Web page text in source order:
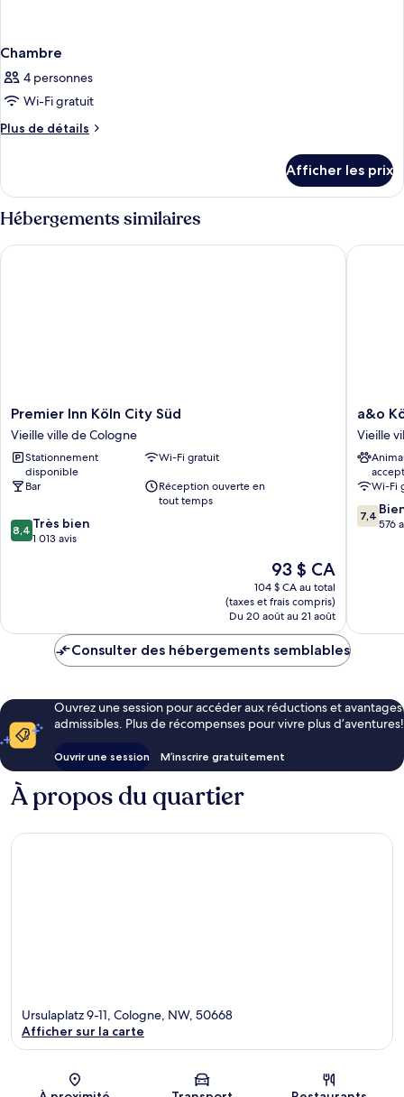
Chambre
4 personnes
Wi-Fi gratuit
Plus de détails
Plus
Chambre
Afficher les prix
Hébergements similaires
Premier
Inn
Köln
City
Süd
Vieille
de
Cologne
Premier Inn Köln City Süd
Vieille ville de Cologne
Stationnement
disponible
Wi-Fi gratuit
Bar
Réception ouverte en
tout temps
8.4
sur
8,4 Très bien
1 013 avis
Le
prix
est
de
93 $ CA
93 $ CA
104 $ CA au total
(taxes et frais compris)
Du 20 août au 21 août
Premier Inn Köln City Süd
a&o
Köln
Vieille
ville
de
Cologne
a&o
Vieille
Wi-Fi
7.4
sur
7,4
576
a&o
Consulter des hébergements semblables
Ouvrez une session pour accéder aux réductions et avantages
admissibles. Plus de récompenses pour vivre plus d’aventures!
Ouvrir une session M’inscrire gratuitement
À propos du quartier
Carte
Ursulaplatz 9-11, Cologne, NW, 50668
Afficher sur la carte